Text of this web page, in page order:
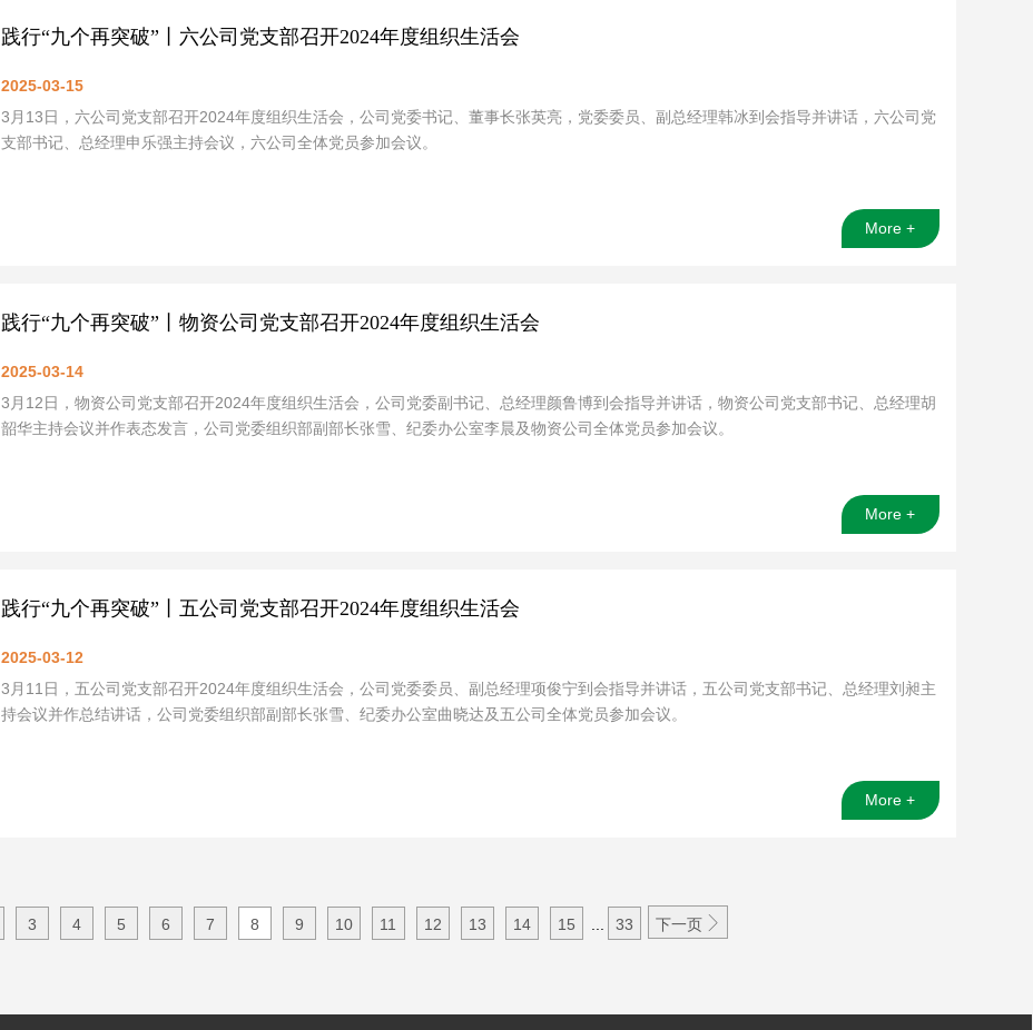
践行“九个再突破”丨六公司党支部召开2024年度组织生活会
2025-03-15
3月13日，六公司党支部召开2024年度组织生活会，公司党委书记、董事长张英亮，党委委员、副总经理韩冰到会指导并讲话，六公司党
支部书记、总经理申乐强主持会议，六公司全体党员参加会议。
More +
践行“九个再突破”丨物资公司党支部召开2024年度组织生活会
2025-03-14
3月12日，物资公司党支部召开2024年度组织生活会，公司党委副书记、总经理颜鲁博到会指导并讲话，物资公司党支部书记、总经理胡
韶华主持会议并作表态发言，公司党委组织部副部长张雪、纪委办公室李晨及物资公司全体党员参加会议。
More +
践行“九个再突破”丨五公司党支部召开2024年度组织生活会
2025-03-12
3月11日，五公司党支部召开2024年度组织生活会，公司党委委员、副总经理项俊宁到会指导并讲话，五公司党支部书记、总经理刘昶主
持会议并作总结讲话，公司党委组织部副部长张雪、纪委办公室曲晓达及五公司全体党员参加会议。
More +
3 4 5 6 7 8 9 10 11 12 13 14 15 33 下一页